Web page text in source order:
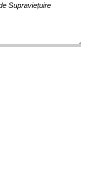
Supraviețuire